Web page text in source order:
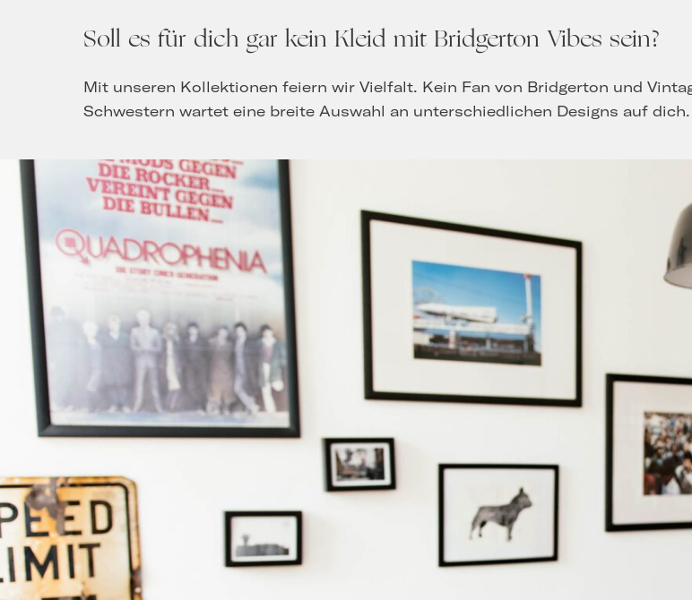
Soll es für dich gar kein Kleid mit Bridgerton Vibes sein?
Mit unseren Kollektionen feiern wir Vielfalt. Kein Fan von Bridgerton und
Schwestern wartet eine breite Auswahl an unterschiedlichen Designs auf dich.